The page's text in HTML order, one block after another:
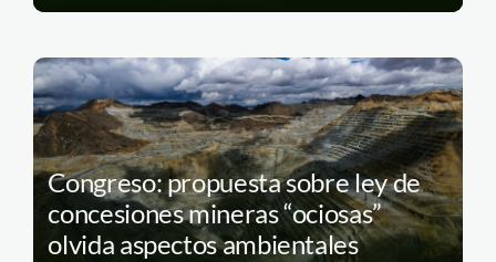
Congreso: propuesta sobre ley de
concesiones mineras “ociosas”
olvida aspectos ambientales